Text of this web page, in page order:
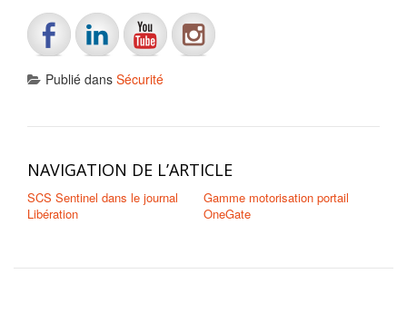
Publié dans Sécurité
NAVIGATION DE L’ARTICLE
SCS Sentinel dans le journal
Libération
Gamme motorisation portail
OneGate